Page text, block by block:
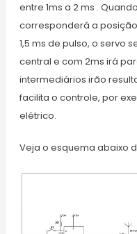
entre 1ms a 2 ms .
corresponderá a
1,5 ms de pulso, o servo
central e com 2ms irá
intermediários irão
facilita o controle, por
elétrico.
Veja o esquema abaixo